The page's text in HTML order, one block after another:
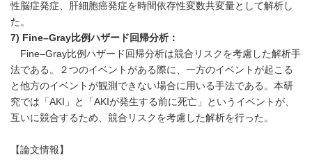
性脳症発症、肝細胞癌発症を時間依存性変数共変量として解析し
た。
7) Fine–Gray比例ハザード回帰分析：
Fine–Gray比例ハザード回帰分析は競合リスクを考慮した解析手
法である。２つのイベントがある際に、一方のイベントが起こる
と他方のイベントが観測できない場合に用いる手法である。本研
究では「AKI」と「AKIが発生する前に死亡」というイベントが、
互いに競合するため、競合リスクを考慮した解析を行った。
【論文情報】